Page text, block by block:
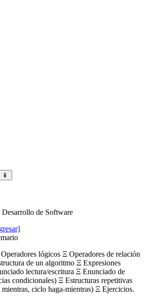
📱
Desarrollo de Software
lógicos Ξ Operadores de relación
de un algoritmo Ξ Expresiones
lectura/escritura Ξ Enunciado de
condicionales) Ξ Estructuras repetitivas
ciclo haga-mientras) Ξ Ejercicios.